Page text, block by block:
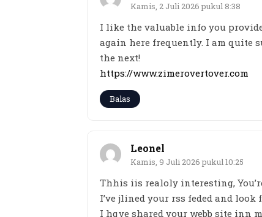
Kamis, 2 Juli 2026 pukul 8:38
I like the valuable info you
again here frequently. I am quite
the next!
https://www.zimerovertover.com
Balas
Leonel
Kamis, 9 Juli 2026 pukul 10:25
Thhis iis realoly interesting,
I’ve jlined your rss feded and
I hqve shared your webb site inn